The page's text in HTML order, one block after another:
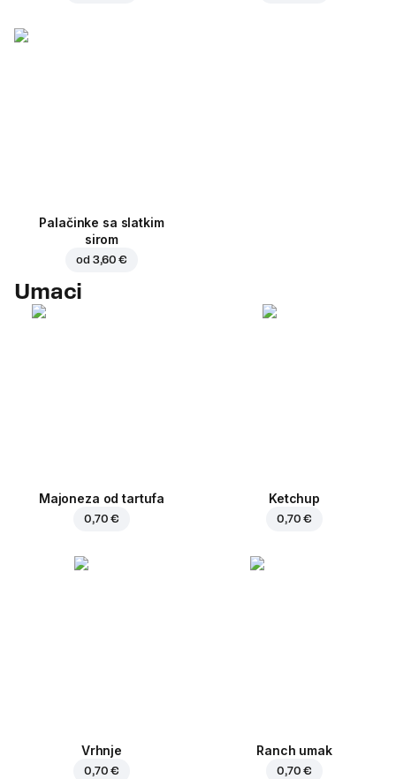
Palačinke sa slatkim
sirom
od 3,60 €
Umaci
Majoneza od tartufa
0,70 €
Ketchup
0,70 €
Vrhnje
0,70 €
Ranch umak
0,70 €